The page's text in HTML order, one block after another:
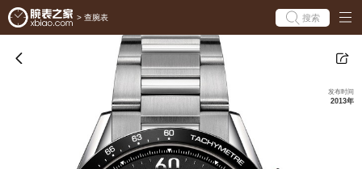
> 查腕表 搜索
发布时间
2013年